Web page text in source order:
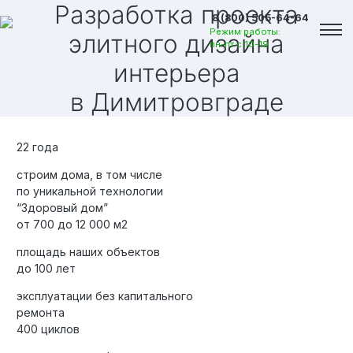
8 (800) 505-64-64
Режим работы:
пн-пт с 10-19
Вакансии
Разработка проекта
элитного дизайна
интерьера
в Димитровграде
22 года
строим дома, в том числе
по уникальной технологии
“Здоровый дом”
от 700 до 12 000 м2
площадь наших объектов
до 100 лет
эксплуатации без капитального
ремонта
400 циклов